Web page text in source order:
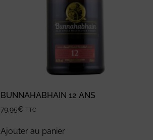
BUNNAHABHAIN 12 ANS
79,95€ TTC
Ajouter au panier